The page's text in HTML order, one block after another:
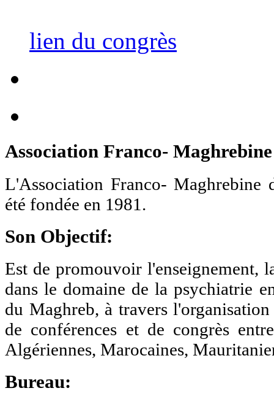
lien du congrès
Association Franco-
L'Association Franco- Maghrebine
été fondée en 1981.
Son Objectif:
Est de promouvoir l'enseignement,
dans le domaine de la psychiatrie
du Maghreb, à travers
de conférences et de congrès
Algériennes, Marocaines,
Bureau: